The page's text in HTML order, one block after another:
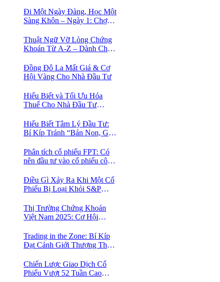
Đi Một Ngày Đàng, Học Một
Sàng Khôn – Ngày 1: Chợ
Thuật Ngữ Vỡ Lòng Chứng
Khoán Từ A-Z – Dành Cho
Đồng Đô La Mất Giá & Cơ
Hội Vàng Cho Nhà Đầu Tư
Hiểu Biết và Tối Ưu Hóa
Thuế Cho Nhà Đầu Tư
Hiểu Biết Tâm Lý Đầu Tư:
Bí Kíp Tránh “Bán Non, Giữ
Thị Trường Chứng Khoán
Phân tích cổ phiếu FPT: Có
nên đầu tư vào cổ phiếu công
Điều Gì Xảy Ra Khi Một Cổ
Phiếu Bị Loại Khỏi S&P
Thị Trường Chứng Khoán
Việt Nam 2025: Cơ Hội
Index 🤑
Trading in the Zone: Bí Kíp
Đạt Cảnh Giới Thượng Thừa
Chiến Lược Giao Dịch Cổ
Phiếu Vượt 52 Tuần Cao